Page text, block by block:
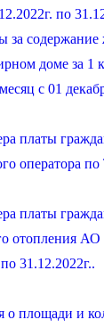
по
за
доме за 1
с 01
платы
оператора
платы
отопления
31.12.2022г..
площади и